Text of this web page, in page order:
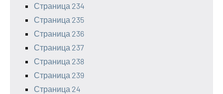
Страница 234
Страница 235
Страница 236
Страница 237
Страница 238
Страница 239
Страница 24